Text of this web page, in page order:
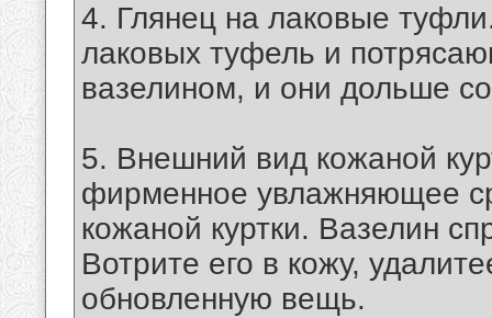
4. Глянец на лаковые
лаковых туфель и
вазелином, и они дольше
5. Внешний вид кожаной
фирменное увлажняющее
кожаной куртки. Вазелин
Вотрите его в кожу,
обновленную вещь.